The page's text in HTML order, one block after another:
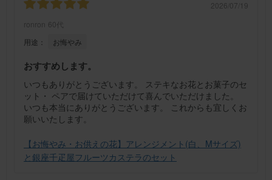
2026/07/19
ronron 60代
用途：
お悔やみ
おすすめします。
いつもありがとうございます。 ステキなお花とお菓子のセ
ット・ ペアで届けていただけて喜んでいただけました。
いつも本当にありがとうございます。 これからも宜しくお
願いいたします。
【お悔やみ・お供えの花】アレンジメント(白、Mサイズ)
と銀座千疋屋フルーツカステラのセット